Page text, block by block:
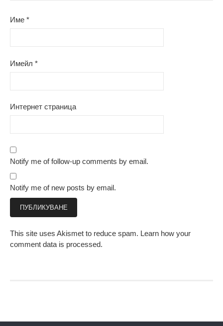
Име *
Имейл *
Интернет страница
Notify me of follow-up comments by email.
Notify me of new posts by email.
This site uses Akismet to reduce spam. Learn how your
comment data is processed.